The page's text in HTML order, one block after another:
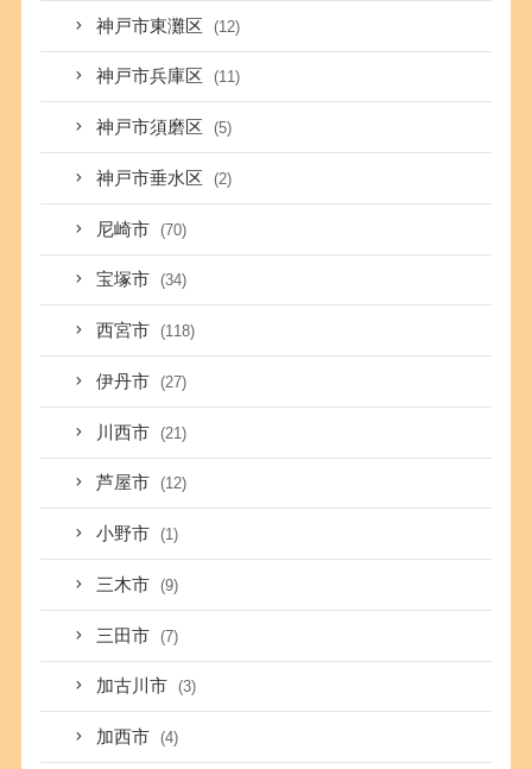
神戸市東灘区 (12)
神戸市兵庫区 (11)
神戸市須磨区 (5)
神戸市垂水区 (2)
尼崎市 (70)
宝塚市 (34)
西宮市 (118)
伊丹市 (27)
川西市 (21)
芦屋市 (12)
小野市 (1)
三木市 (9)
三田市 (7)
加古川市 (3)
加西市 (4)